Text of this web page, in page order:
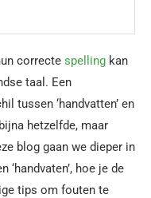
correcte spelling kan
taal. Een
tussen ‘handvatten’ en
hetzelfde, maar
blog gaan we dieper in
‘handvaten’, hoe je de
tips om fouten te